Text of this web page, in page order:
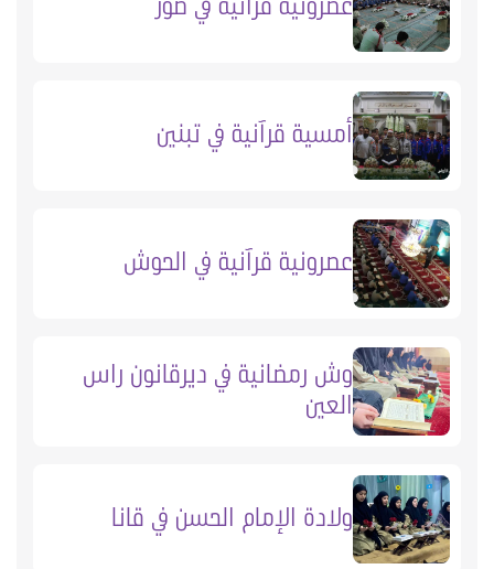
عصرونية قرآنية في صور
أمسية قرآنية في تبنين
عصرونية قرآنية في الحوش
وش رمضانية في ديرقانون راس
العين
ولادة الإمام الحسن في قانا